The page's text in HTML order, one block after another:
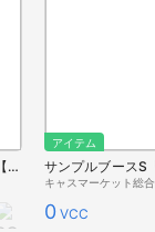
サンプルブースM「中世ロマネスク」【夏キャス2022】
アイテム
キャスマーケット総合
0 VCC